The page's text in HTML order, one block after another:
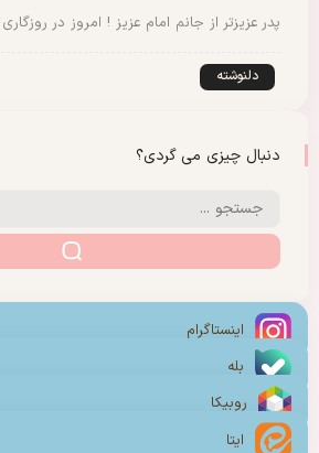
پدر عزیزتر از جانم امام عزیز ! امروز در
دلنوشته
دنبال چیزی می گردی؟
اینستاگرام
بله
روبیکا
ایتا